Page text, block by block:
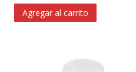
Agregar al carrito